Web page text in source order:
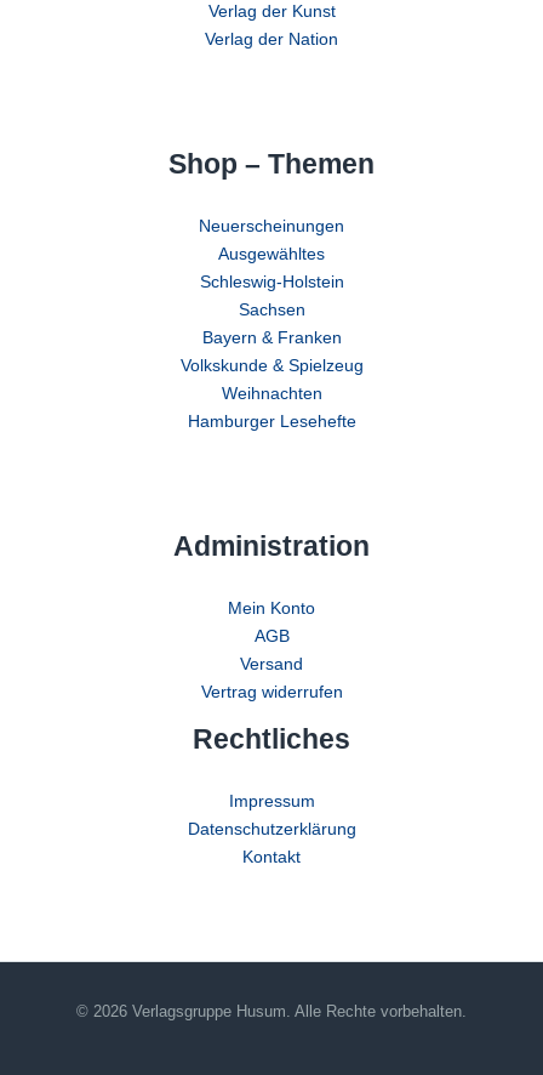
Verlag der Kunst
Verlag der Nation
Shop – Themen
Neuerscheinungen
Ausgewähltes
Schleswig-Holstein
Sachsen
Bayern & Franken
Volkskunde & Spielzeug
Weihnachten
Hamburger Lesehefte
Administration
Mein Konto
AGB
Versand
Vertrag widerrufen
Rechtliches
Impressum
Datenschutzerklärung
Kontakt
© 2026 Verlagsgruppe Husum. Alle Rechte vorbehalten.